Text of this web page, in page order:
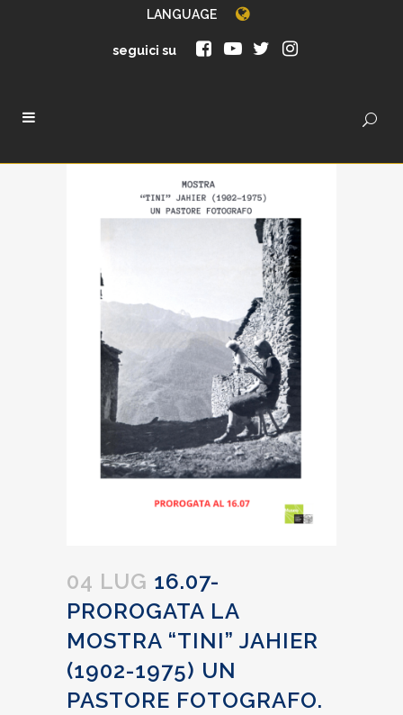
LANGUAGE
seguici su
04 LUG 16.07-
PROROGATA LA
MOSTRA “TINI” JAHIER
(1902-1975) UN
PASTORE FOTOGRAFO.